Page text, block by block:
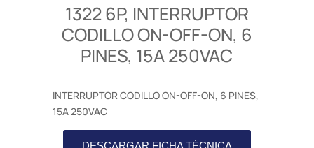
1322 6P, INTERRUPTOR
CODILLO ON-OFF-ON, 6
PINES, 15A 250VAC
INTERRUPTOR CODILLO ON-OFF-ON, 6 PINES,
15A 250VAC
DESCARGAR FICHA TÉCNICA